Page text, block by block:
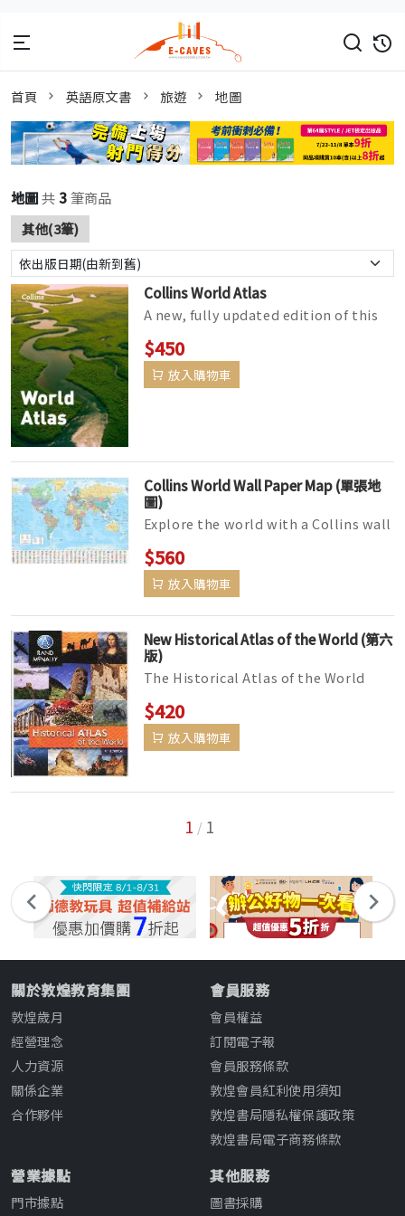
首頁 英語原文書 旅遊 地圖
地圖共3筆商品
其他(3筆)
Collins World Atlas
A new, fully updated edition of this
bestselling atlas of the world. Great
value and contains all th...
$450
放入購物車
Collins World Wall Paper Map (單張地
圖)
Explore the world with a Collins wall
map Fully updated world map to
include the latest political ch...
$560
放入購物車
New Historical Atlas of the World (第六
版)
The Historical Atlas of the World
presents important periods and
turning points in 5,000 years of wo...
$420
放入購物車
1 / 1
關於敦煌教育集團
敦煌歲月
經營理念
人力資源
關係企業
合作夥伴
會員服務
會員權益
訂閱電子報
會員服務條款
敦煌會員紅利使用須知
敦煌書局隱私權保護政策
敦煌書局電子商務條款
營業據點
門市據點
其他服務
圖書採購